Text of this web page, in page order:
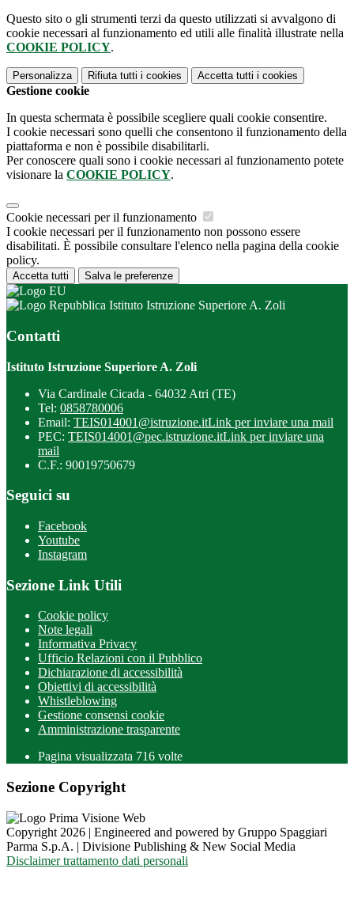
Questo sito o gli strumenti terzi da questo utilizzati si avvalgono di
cookie necessari al funzionamento ed utili alle finalità illustrate nella
COOKIE POLICY.
Personalizza Rifiuta tutti i cookies Accetta tutti i cookies
Gestione cookie
In questa schermata è possibile scegliere quali cookie consentire.
I cookie necessari sono quelli che consentono il funzionamento della
piattaforma e non è possibile disabilitarli.
Per conoscere quali sono i cookie necessari al funzionamento potete
visionare la COOKIE POLICY.
Cookie necessari per il funzionamento
I cookie necessari per il funzionamento non possono essere
disabilitati. È possibile consultare l'elenco nella pagina della cookie
policy.
Accetta tutti Salva le preferenze
Istituto Istruzione Superiore A. Zoli
Contatti
Istituto Istruzione Superiore A. Zoli
Via Cardinale Cicada - 64032 Atri (TE)
Tel: 0858780006
Email: TEIS014001@istruzione.itLink per inviare una mail
PEC: TEIS014001@pec.istruzione.itLink per inviare una
mail
C.F.: 90019750679
Seguici su
Facebook
Youtube
Instagram
Sezione Link Utili
Cookie policy
Note legali
Informativa Privacy
Ufficio Relazioni con il Pubblico
Dichiarazione di accessibilità
Obiettivi di accessibilità
Whistleblowing
Gestione consensi cookie
Amministrazione trasparente
Pagina visualizzata 716 volte
Sezione Copyright
Copyright 2026 | Engineered and powered by Gruppo Spaggiari
Parma S.p.A. | Divisione Publishing & New Social Media
Disclaimer trattamento dati personali